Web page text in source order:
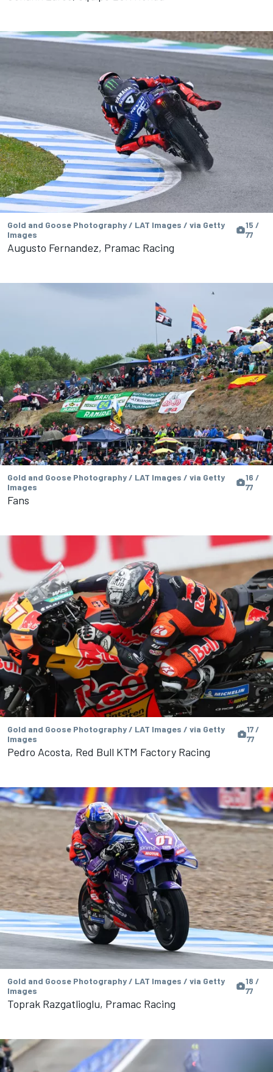
Gold and Goose Photography / LAT Images / via Getty
Images
15 /
77
Augusto Fernandez, Pramac Racing
Gold and Goose Photography / LAT Images / via Getty
Images
16 /
77
Fans
Gold and Goose Photography / LAT Images / via Getty
Images
17 /
77
Pedro Acosta, Red Bull KTM Factory Racing
Gold and Goose Photography / LAT Images / via Getty
Images
18 /
77
Toprak Razgatlioglu, Pramac Racing